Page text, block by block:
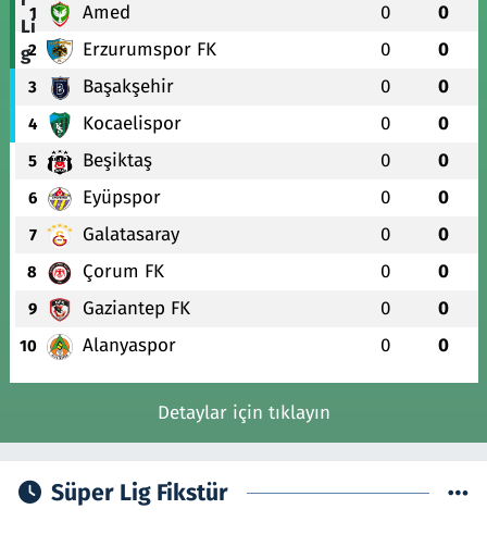
1 Amed 0 0
2 Erzurumspor FK 0 0
3 Başakşehir 0 0
4 Kocaelispor 0 0
5 Beşiktaş 0 0
6 Eyüpspor 0 0
7 Galatasaray 0 0
8 Çorum FK 0 0
9 Gaziantep FK 0 0
10 Alanyaspor 0 0
Detaylar için tıklayın
Süper Lig Fikstür